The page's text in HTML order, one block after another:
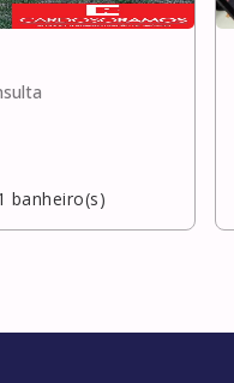
banheiro(s)